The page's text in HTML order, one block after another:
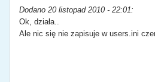
Dodano 20 listopad 2010 - 22:01:
Ok, działa..
Ale nic się nie zapisuje w users.ini